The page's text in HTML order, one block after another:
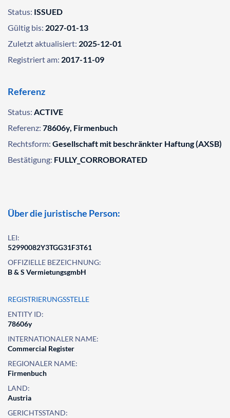
Status: ISSUED
Gültig bis: 2027-01-13
Zuletzt aktualisiert: 2025-12-01
Registriert am: 2017-11-09
Referenz
Status: ACTIVE
Referenz: 78606y, Firmenbuch
Rechtsform: Gesellschaft mit beschränkter Haftung (AXSB)
Bestätigung: FULLY_CORROBORATED
Über die juristische Person:
LEI:
52990082Y3TGG31F3T61
OFFIZIELLE BEZEICHNUNG:
B & S VermietungsgmbH
REGISTRIERUNGSSTELLE
ENTITY ID:
78606y
INTERNATIONALER NAME:
Commercial Register
REGIONALER NAME:
Firmenbuch
LAND:
Austria
GERICHTSSTAND: